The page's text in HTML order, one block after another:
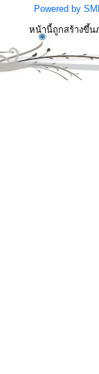
Powered by
หน้านี้ถูกสร้างขึ้น